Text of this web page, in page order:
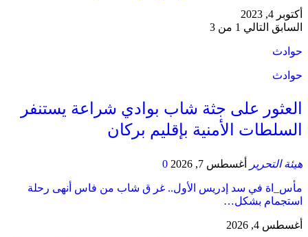
أكتوبر 4, 2023
السابق التالي 1 من 3
حوادث
حوادث
العثور على جثة شاب بوادي شراعة يستنفر
السلطات الأمنية بإقليم بركان
هيئة التحرير أغسطس 7, 2026 0
مأس_اة في سد إدريس الأول.. غر ق شاب من فاس أنهى رحلة
استجمام بشكل…
أغسطس 4, 2026